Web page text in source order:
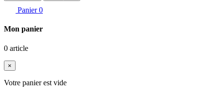
Panier 0
Mon panier
0 article
×
Votre panier est vide